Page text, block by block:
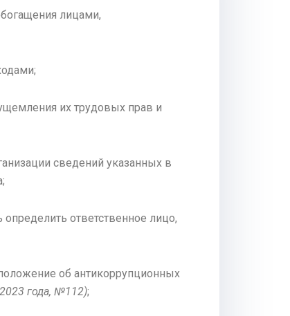
лицами,
их трудовых прав и
сведений указанных в
ответственное лицо,
об антикоррупционных
года, №112);